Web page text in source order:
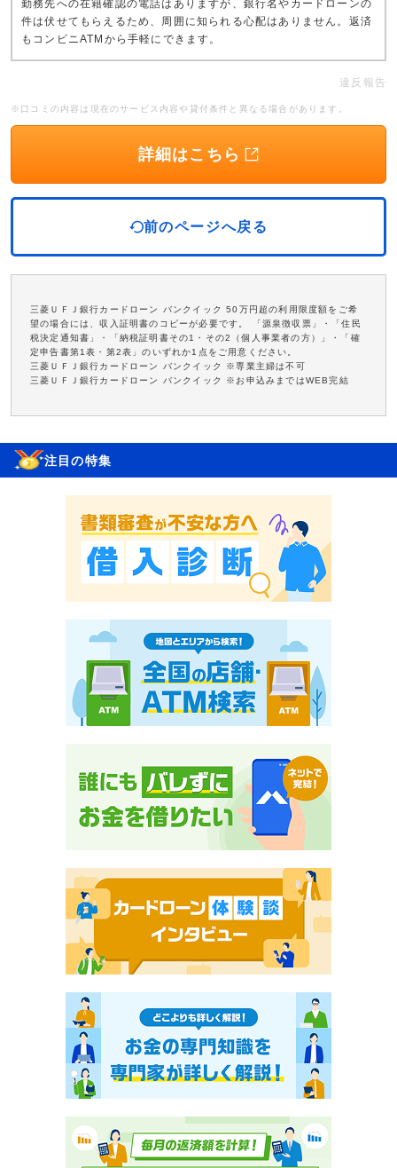
勤務先への在籍確認の電話はありますが、銀行名やカードローンの
件は伏せてもらえるため、周囲に知られる心配はありません。返済
もコンビニATMから手軽にできます。
違反報告
※口コミの内容は現在のサービス内容や貸付条件と異なる場合があります。
詳細はこちら
前のページへ戻る
三菱ＵＦＪ銀行カードローン バンクイック 50万円超の利用限度額をご希
望の場合には、収入証明書のコピーが必要です。 「源泉徴収票」・「住民
税決定通知書」・「納税証明書その1・その2（個人事業者の方）」・「確
定申告書第1表・第2表」のいずれか1点をご用意ください。
三菱ＵＦＪ銀行カードローン バンクイック ※専業主婦は不可
三菱ＵＦＪ銀行カードローン バンクイック ※お申込みまではWEB完結
注目の特集